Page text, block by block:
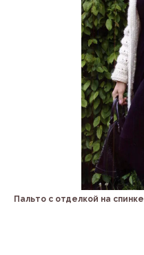
Пальто с отделкой на спинке